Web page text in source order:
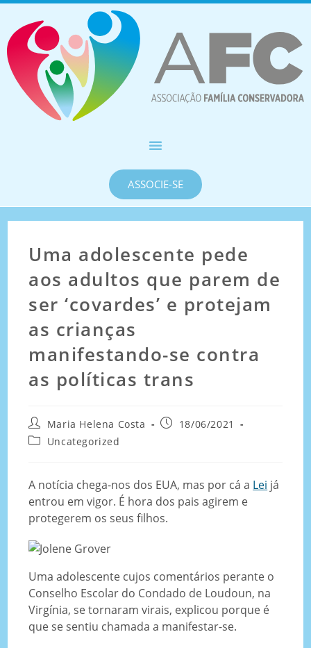
ASSOCIE-SE
Uma adolescente pede
aos adultos que parem de
ser ‘covardes’ e protejam
as crianças
manifestando-se contra
as políticas trans
Maria Helena Costa
18/06/2021
Uncategorized
A notícia chega-nos dos EUA, mas por cá a Lei já
entrou em vigor. É hora dos pais agirem e
protegerem os seus filhos.
Uma adolescente cujos comentários perante o
Conselho Escolar do Condado de Loudoun, na
Virgínia, se tornaram virais, explicou porque é
que se sentiu chamada a manifestar-se.